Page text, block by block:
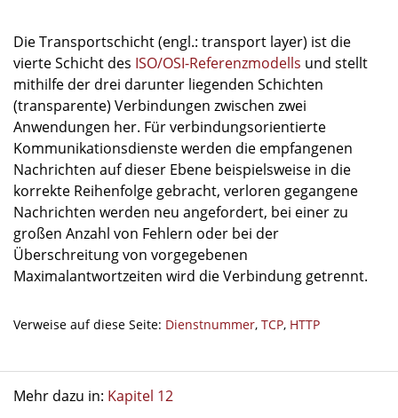
Die Transportschicht (engl.: transport layer) ist die
vierte Schicht des ISO/OSI-Referenzmodells und stellt
mithilfe der drei darunter liegenden Schichten
(transparente) Verbindungen zwischen zwei
Anwendungen her. Für verbindungsorientierte
Kommunikationsdienste werden die empfangenen
Nachrichten auf dieser Ebene beispielsweise in die
korrekte Reihenfolge gebracht, verloren gegangene
Nachrichten werden neu angefordert, bei einer zu
großen Anzahl von Fehlern oder bei der
Überschreitung von vorgegebenen
Maximalantwortzeiten wird die Verbindung getrennt.
Verweise auf diese Seite: Dienstnummer, TCP, HTTP
Mehr dazu in: Kapitel 12